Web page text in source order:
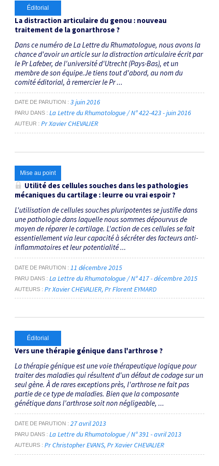
Éditorial
La distraction articulaire du genou : nouveau
traitement de la gonarthrose ?
Dans ce numéro de La Lettre du Rhumatologue, nous avons la
chance d'avoir un article sur la distraction articulaire écrit par
le Pr Lafeber, de l'université d'Utrecht (Pays-Bas), et un
membre de son équipe.Je tiens tout d'abord, au nom du
comité éditorial, à remercier le Pr ...
DATE DE PARUTION 3 juin 2016
PARU DANS La Lettre du Rhumatologue / N° 422-423 - juin 2016
AUTEUR Pr Xavier CHEVALIER
Mise au point
Utilité des cellules souches dans les pathologies
mécaniques du cartilage : leurre ou vrai espoir ?
L'utilisation de cellules souches pluripotentes se justifie dans
une pathologie dans laquelle nous sommes dépourvus de
moyen de réparer le cartilage. L'action de ces cellules se fait
essentiellement via leur capacité à sécréter des facteurs anti-
inflammatoires et leur potentialité ...
DATE DE PARUTION 11 décembre 2015
PARU DANS La Lettre du Rhumatologue / N° 417 - décembre 2015
AUTEURS Pr Xavier CHEVALIER Pr Florent EYMARD
Éditorial
Vers une thérapie génique dans l'arthrose ?
La thérapie génique est une voie thérapeutique logique pour
traiter des maladies qui résultent d'un défaut de codage sur un
seul gène. À de rares exceptions près, l'arthrose ne fait pas
partie de ce type de maladies. Bien que la composante
génétique dans l'arthrose soit non négligeable, ...
DATE DE PARUTION 27 avril 2013
PARU DANS La Lettre du Rhumatologue / N° 391 - avril 2013
AUTEURS Pr Christopher EVANS Pr Xavier CHEVALIER